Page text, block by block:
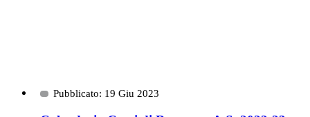
Pubblicato: 19 Giu 2023